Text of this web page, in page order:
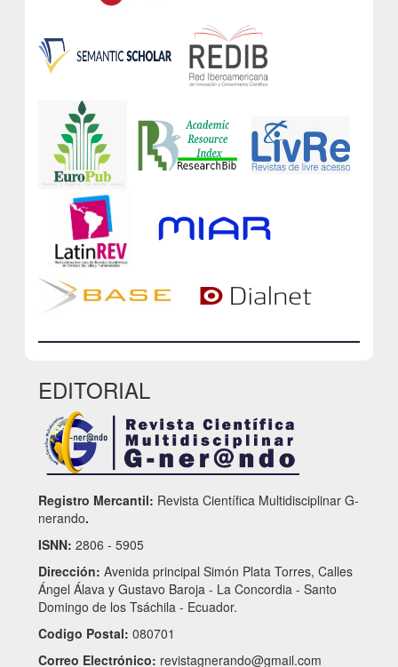
EDITORIAL
Registro Mercantil: Revista Científica Multidisciplinar G-
nerando.
ISNN: 2806 - 5905
Dirección: Avenida principal Simón Plata Torres, Calles
Ángel Álava y Gustavo Baroja - La Concordia - Santo
Domingo de los Tsáchila - Ecuador.
Codigo Postal: 080701
Correo Electrónico: revistagnerando@gmail.com